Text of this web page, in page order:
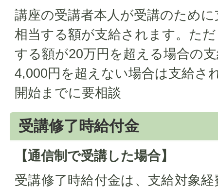
講座の受講者本人が受講のため
相当する額が支給されます。た
する額が20万円を超える場合の
4,000円を超えない場合は支給さ
開始までに要相談
受講修了時給付金
【通信制で受講した場合】
受講修了時給付金は、支給対象